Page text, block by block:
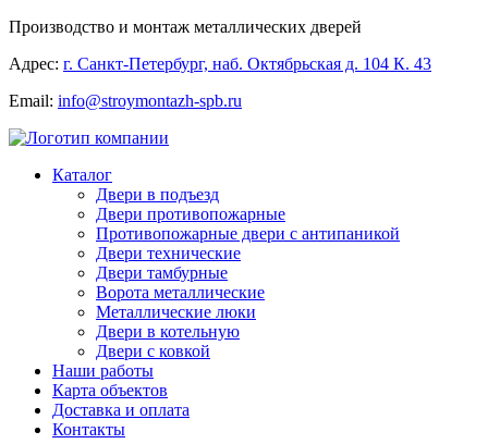
Производство и монтаж металлических дверей
Адрес: г. Санкт-Петербург, наб. Октябрьская д. 104 К. 43
Email: info@stroymontazh-spb.ru
Каталог
Двери в подъезд
Двери противопожарные
Противопожарные двери с антипаникой
Двери технические
Двери тамбурные
Ворота металлические
Металлические люки
Двери в котельную
Двери с ковкой
Наши работы
Карта объектов
Доставка и оплата
Контакты